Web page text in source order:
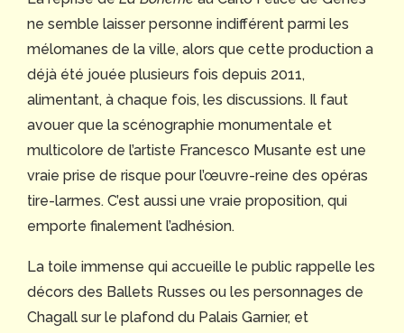
ne semble laisser personne indifférent parmi les
mélomanes de la ville, alors que cette production a
déjà été jouée plusieurs fois depuis 2011,
alimentant, à chaque fois, les discussions. Il faut
avouer que la scénographie monumentale et
multicolore de l’artiste Francesco Musante est une
vraie prise de risque pour l’œuvre-reine des opéras
tire-larmes. C’est aussi une vraie proposition, qui
emporte finalement l’adhésion.
La toile immense qui accueille le public rappelle les
décors des Ballets Russes ou les personnages de
Chagall sur le plafond du Palais Garnier, et